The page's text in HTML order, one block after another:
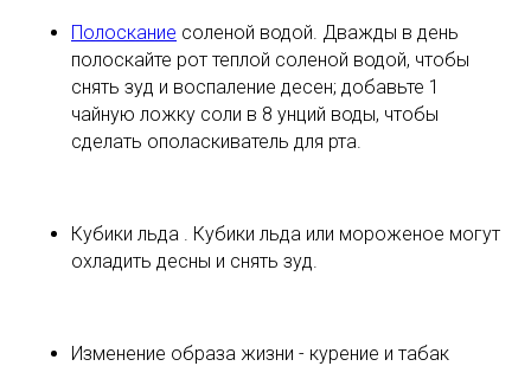
Полоскание соленой водой. Дважды в день
полоскайте рот теплой соленой водой, чтобы
снять зуд и воспаление десен; добавьте 1
чайную ложку соли в 8 унций воды, чтобы
сделать ополаскиватель для рта.
Кубики льда . Кубики льда или мороженое могут
охладить десны и снять зуд.
Изменение образа жизни - курение и табак